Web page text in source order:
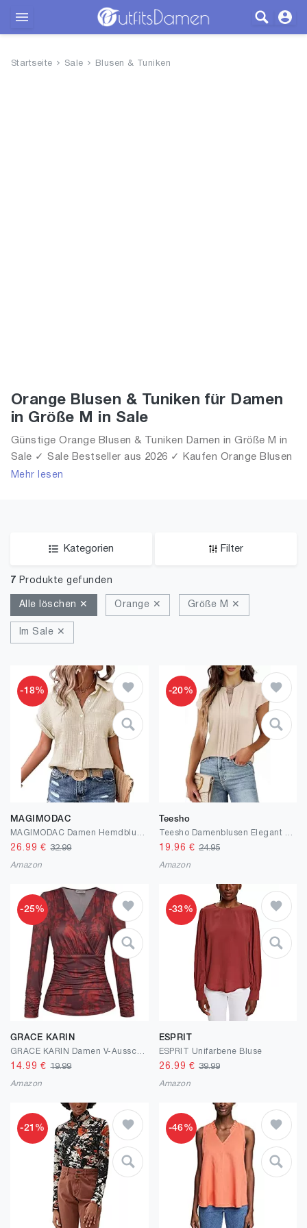
Startseite Sale Blusen & Tuniken
Orange Blusen & Tuniken für Damen
in Größe M in Sale
Günstige Orange Blusen & Tuniken Damen in Größe M in
Sale ✓ Sale Bestseller aus 2026 ✓ Kaufen Orange Blusen
& Tuniken für Frauen in Größe M in Sale!
Mehr lesen
Kategorien Filter
7 Produkte gefunden
Alle löschen ✕ Orange ✕ Größe M ✕
Im Sale ✕
-18%
MAGIMODAC
26.99 €32.99
Amazon
-20%
Teesho
19.96 € 24.95
Amazon
-25%
GRACE KARIN
14.99 €19.99
Amazon
-33%
ESPRIT
ESPRIT Unifarbene Bluse
26.99 € 39.99
Amazon
-21% -46%